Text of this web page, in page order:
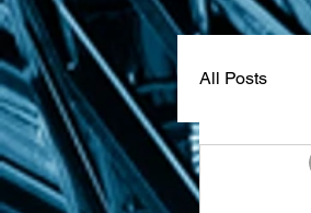
All Posts